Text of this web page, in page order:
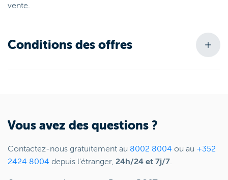
vente.
Conditions des offres
Vous avez des questions ?
Contactez-nous gratuitement au 8002 8004 ou au +352
2424 8004 depuis l'étranger, 24h/24 et 7j/7.